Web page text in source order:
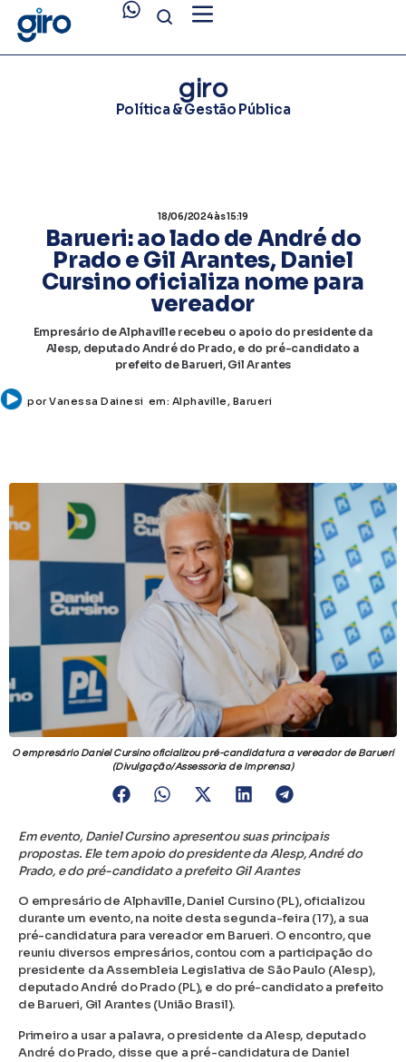
giro
Política & Gestão Pública
18/06/2024às 15:19
Barueri: ao lado de André do
Prado e Gil Arantes, Daniel
Cursino oficializa nome para
vereador
Empresário de Alphaville recebeu o apoio do presidente da
Alesp, deputado André do Prado, e do pré-candidato a
prefeito de Barueri, Gil Arantes
porVanessa Dainesi em: Alphaville, Barueri
O empresário Daniel Cursino oficializou pré-candidatura a vereador de Barueri
(Divulgação/Assessoria de Imprensa)
Em evento, Daniel Cursino apresentou suas principais
propostas. Ele tem apoio do presidente da Alesp, André do
Prado, e do pré-candidato a prefeito Gil Arantes
O empresário de Alphaville, Daniel Cursino (PL), oficializou
durante um evento, na noite desta segunda-feira (17), a sua
pré-candidatura para vereador em Barueri. O encontro, que
reuniu diversos empresários, contou com a participação do
presidente da Assembleia Legislativa de São Paulo (Alesp),
deputado André do Prado (PL), e do pré-candidato a prefeito
de Barueri, Gil Arantes (União Brasil).
Primeiro a usar a palavra, o presidente da Alesp, deputado
André do Prado, disse que a pré-candidatura de Daniel